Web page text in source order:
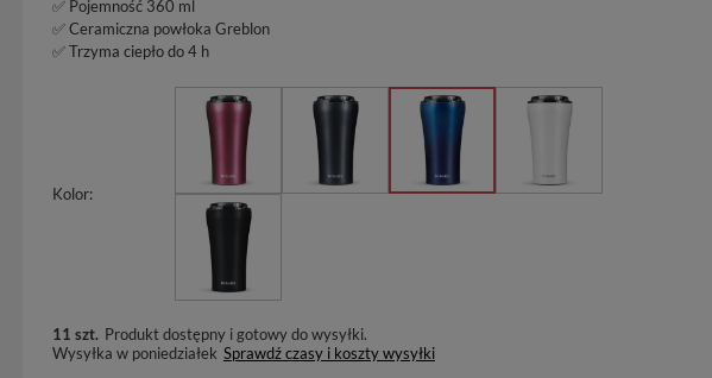
✅ Pojemność 360 ml
✅ Ceramiczna powłoka Greblon
✅ Trzyma ciepło do 4 h
Kolor
11 szt. Produkt dostępny i gotowy do wysyłki
Wysyłka w poniedziałek Sprawdź czasy i koszty wysyłki